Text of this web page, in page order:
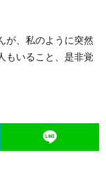
が、私のように突然
もいること、是非覚